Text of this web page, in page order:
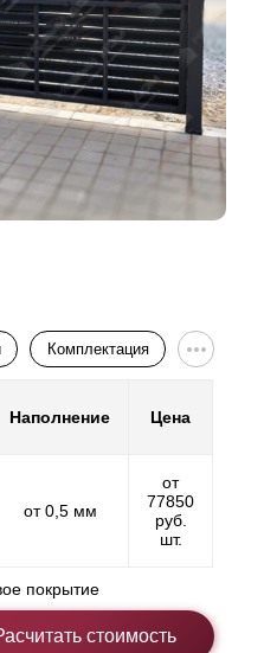
Комплектация
Наполнение Цена
от 0,5 мм
от
77850
руб.
шт.
покрытие
стоимость